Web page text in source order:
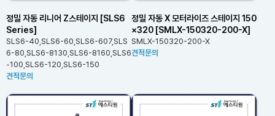
정밀 자동 리니어 Z스테이지 [SLS6
Series]
SLS6-40,SLS6-60,SLS6-607,SLS
6-80,SLS6-8130,SLS6-8160,SLS6
-100,SLS6-120,SLS6-150
견적문의
정밀 자동 X 모터라이즈 스테이지 150
×320 [SMLX-150320-200-X]
SMLX-150320-200-X
견적문의